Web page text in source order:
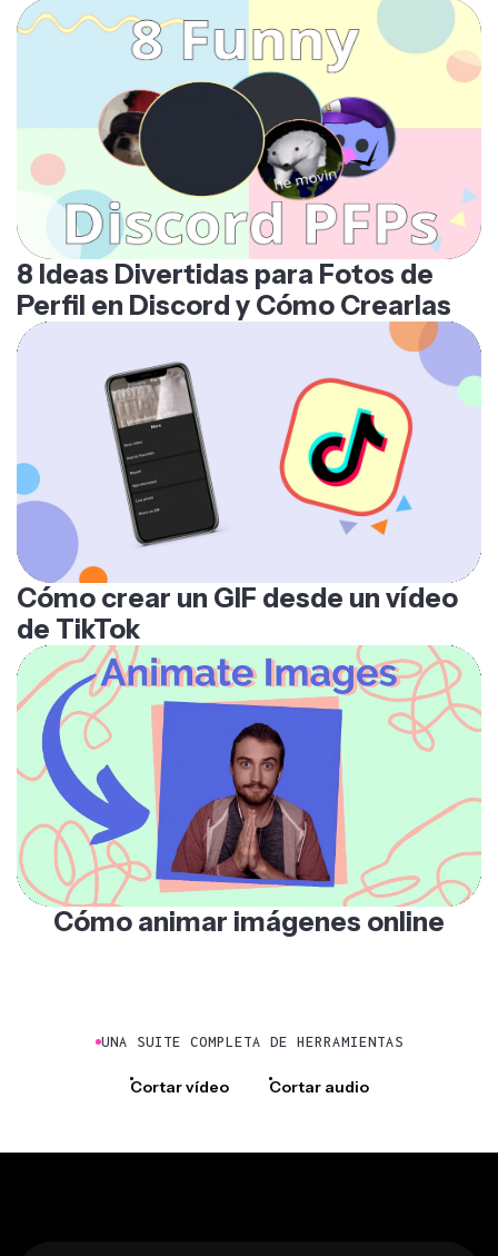
8 Ideas Divertidas para Fotos de
Perfil en Discord y Cómo Crearlas
Cómo crear un GIF desde un vídeo
de TikTok
Cómo animar imágenes online